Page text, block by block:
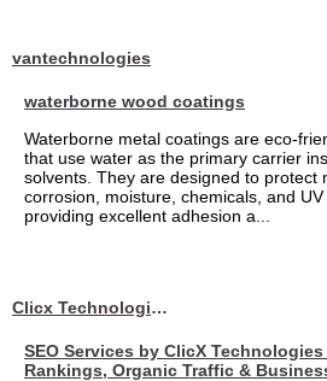
vantechnologies
waterborne wood coatings
Waterborne metal coatings are eco-
that use water as the primary carrier
solvents. They are designed to protect
corrosion, moisture, chemicals, and
providing excellent adhesion a...
Clicx Technologies
SEO Services by ClicX
Rankings, Organic Traffic &